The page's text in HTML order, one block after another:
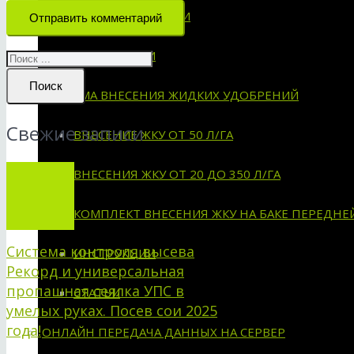
СХЕМЫ УСТАНОВКИ
ИНСТРУКЦИИ
СИСТЕМА ВНЕСЕНИЯ ЖИДКИХ УДОБРЕНИЙ
ВНЕСЕНИЕ ЖКУ ОТ 50 Л/ГА
ВНЕСЕНИЯ ЖКУ ОТ 20 ДО 350 Л/ГА
КОМПЛЕКТ ВНЕСЕНИЯ ЖКУ НА БАКЕ
ИНСТРУКЦИИ
СТАТЬИ
ОНЛАЙН ПЕРЕДАЧА ДАННЫХ НА СЕРВЕР
Отправить комментарий
Поиск
Свежие записи
Система контроля высева
Рекорд и универсальная
пропашная сеялка УПС в
умелых руках. Посев сои 2025
года!